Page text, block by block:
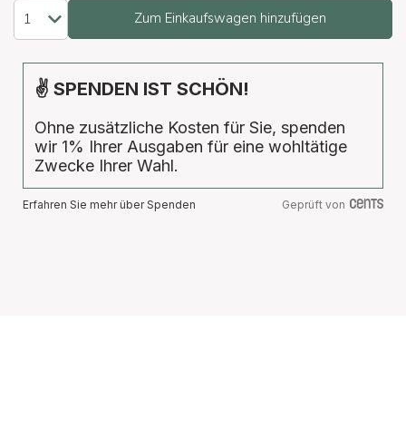
Zum Einkaufswagen hinzufügen
✌ SPENDEN IST SCHÖN!
Ohne zusätzliche Kosten für Sie, spenden
wir 1% Ihrer Ausgaben für eine wohltätige
Zwecke Ihrer Wahl.
Erfahren Sie mehr über Spenden Geprüft von